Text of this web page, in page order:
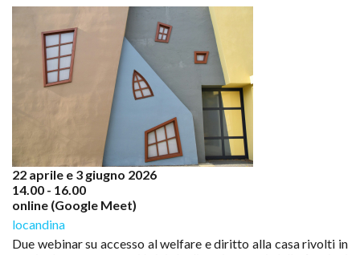
22 aprile e 3 giugno 2026
14.00 - 16.00
online (Google Meet)
locandina
Due webinar su accesso al welfare e diritto alla casa rivolti in